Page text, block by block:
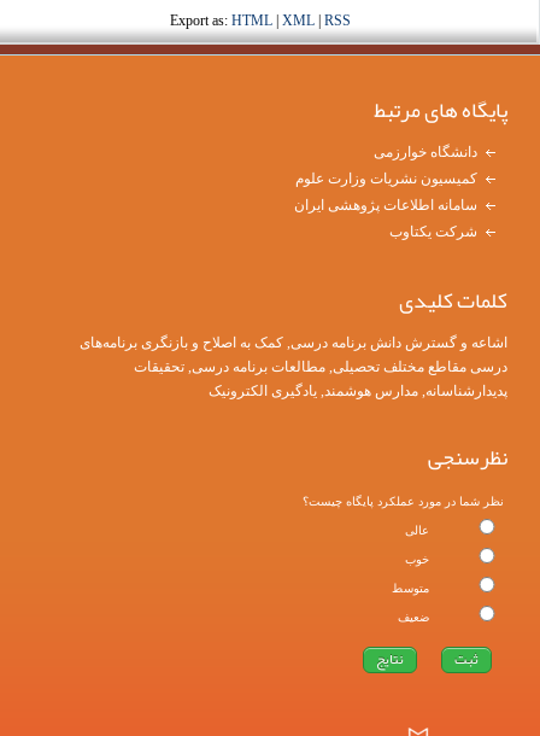
Export as:HTML|XML|RSS
پایگاه های مرتبط
دانشگاه خوارزمی
کمیسیون نشریات وزارت علوم
سامانه اطلاعات پژوهشی ایران
شرکت یکتاوب
کلمات کلیدی
اشاعه و گسترش دانش برنامه درسی,کمک به اصلاح و بازنگری برنامه‌های
درسی مقاطع مختلف تحصیلی, مطالعات برنامه درسی, تحقیقات
پدیدارشناسانه, مدارس هوشمند, یادگیری الکترونیک
نظرسنجی
نظر شما در مورد عملکرد پایگاه چیست؟
عالی
خوب
متوسط
ضعیف